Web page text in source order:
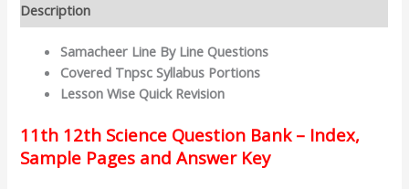
Description
Samacheer Line By Line Questions
Covered Tnpsc Syllabus Portions
Lesson Wise Quick Revision
11th 12th Science Question Bank – Index,
Sample Pages and Answer Key